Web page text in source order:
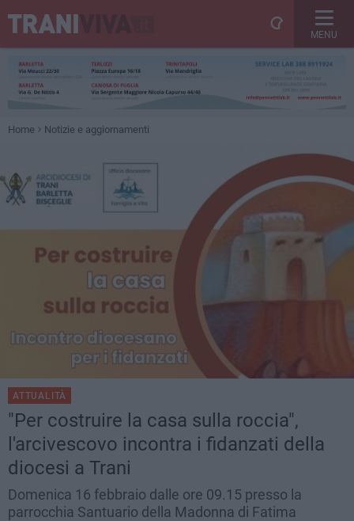
MENU
Home Notizie e aggiornamenti
ATTUALITÀ
"Per costruire la casa sulla roccia",
l'arcivescovo incontra i fidanzati della
diocesi a Trani
Domenica 16 febbraio dalle ore 09.15 presso la
parrocchia Santuario della Madonna di Fatima